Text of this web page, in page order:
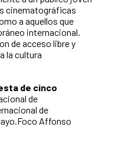
cinematográficas
a aquellos que
internacional.
de acceso libre y
la cultura
de cinco
de
de
Affonso